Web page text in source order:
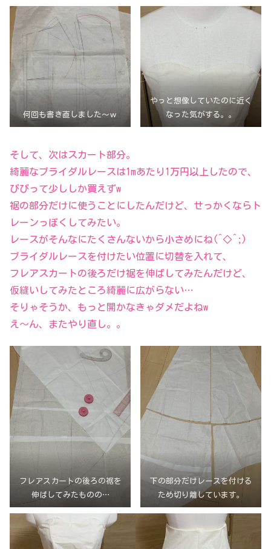
何回も書き直しました～ｗ
やっと想像していたのに近く
なった気がする。。
そして、次はスカート部分。
綺麗なブライダルレースは1mあたり1万円以上したので、
びびって少ししか買えずw
裾の部分だけに使うことにしたんだけど、せっかくならト
レーンっぽくしてみたい。
レースがそんなにたくさんないから小さめにね(^◇^;)
ブライダルレースを付けたい位置に切替を入れて、
フレアスカートの後ろだけ裾を伸ばしてみたんだけど、
仮縫いしてみたところ綺麗に広がらない…
そりゃそうか、もっと開かなきゃダメだよねw
え〜ん、またやり直し。。
フレアスカートの後ろの裾を
伸ばしてみたものの…
下の部分だけレースを付ける
ため切り離しています。